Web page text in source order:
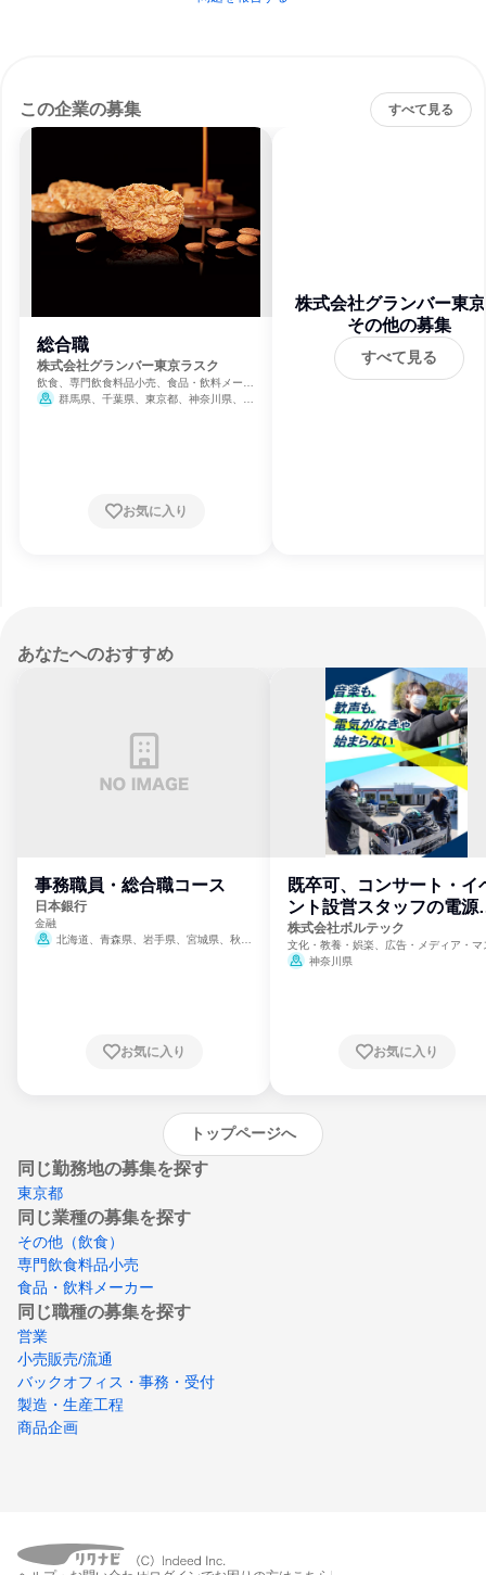
この企業の募集 すべて見る
総合職
株式会社グランバー東京ラスク
飲食、専門飲食料品小売、食品・飲料メーカ
ー
群馬県、千葉県、東京都、神奈川県、長
お気に入り
株式会社グランバー東
スク
その他の募集
すべて見る
あなたへのおすすめ
事務職員・総合職コース
日本銀行
金融
北海道、青森県、岩手県、宮城県、秋田
崎県、熊本県、大分県、宮崎県、鹿児島県、
お気に入り
既卒可、コンサート・イ
ント設営スタッフの電源
門
株式会社ボルテック
文化・教養・娯楽、広告・メディア・マ
ミ、電力・ガス・水道・エネルギー
神奈川県
お気に入り
トップページへ
同じ勤務地の募集を探す
東京都
同じ業種の募集を探す
その他（飲食）
専門飲食料品小売
食品・飲料メーカー
同じ職種の募集を探す
営業
小売販売/流通
バックオフィス・事務・受付
製造・生産工程
商品企画